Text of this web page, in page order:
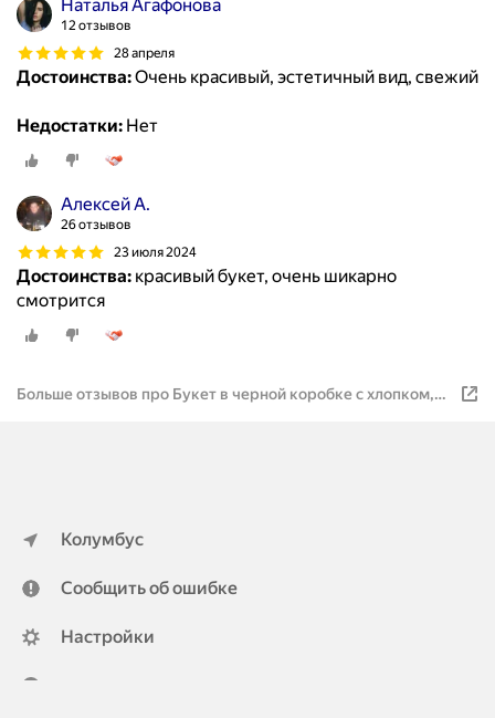
Наталья Агафонова
12 отзывов
28 апреля
Достоинства:Очень красивый, эстетичный вид, свежий
Недостатки: Нет
Алексей А.
26 отзывов
23 июля 2024
Достоинства: красивый букет, очень шикарно
смотрится
Больше отзывов про Букет в черной коробке с хлопком,
Колумбус
Сообщить об ошибке
Настройки